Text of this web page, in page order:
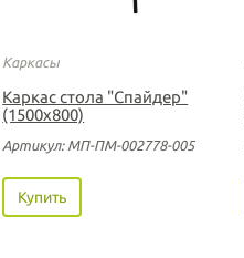
Каркасы
Каркас стола "Спайдер"
(1500х800)
Артикул: МП-ПМ-002778-005
Купить